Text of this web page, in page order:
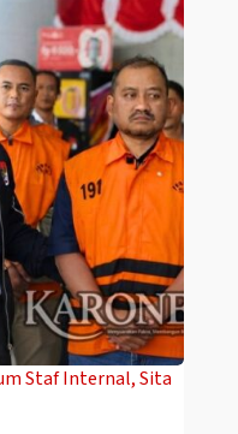
Staf Internal, Sita